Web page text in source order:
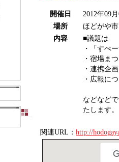
開催日
2012年09
場所
ほどがや
内容
■議題は
・「すぺ
・宿場ま
・連携企
・広報に
などなど
たします。
関連URL： http://